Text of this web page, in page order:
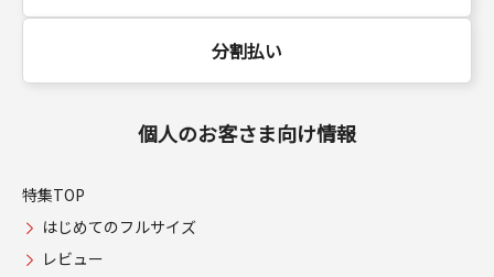
分割払い
個人のお客さま向け情報
特集TOP
はじめてのフルサイズ
レビュー